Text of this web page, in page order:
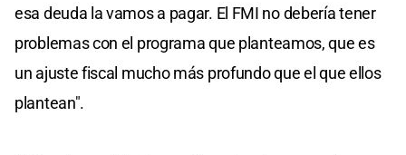
esa deuda la vamos a pagar. El FMI no debería tener
problemas con el programa que planteamos, que es
un ajuste fiscal mucho más profundo que el que ellos
plantean".